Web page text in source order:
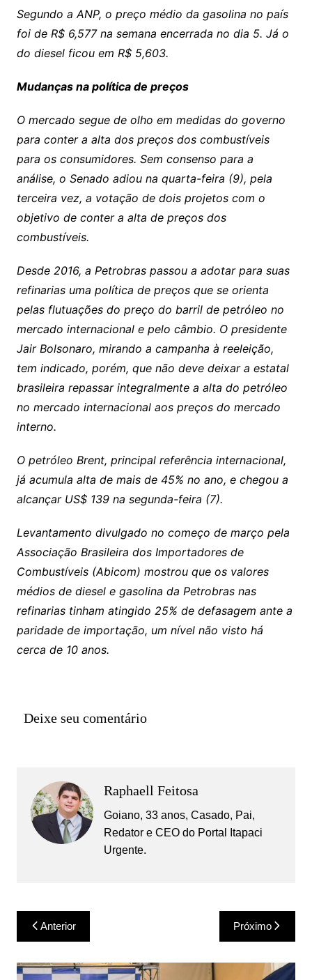
Segundo a ANP, o preço médio da gasolina no país
foi de R$ 6,577 na semana encerrada no dia 5. Já o
do diesel ficou em R$ 5,603.
Mudanças na política de preços
O mercado segue de olho em medidas do governo
para conter a alta dos preços dos combustíveis
para os consumidores. Sem consenso para a
análise, o Senado adiou na quarta-feira (9), pela
terceira vez, a votação de dois projetos com o
objetivo de conter a alta de preços dos
combustíveis.
Desde 2016, a Petrobras passou a adotar para suas
refinarias uma política de preços que se orienta
pelas flutuações do preço do barril de petróleo no
mercado internacional e pelo câmbio. O presidente
Jair Bolsonaro, mirando a campanha à reeleição,
tem indicado, porém, que não deve deixar a estatal
brasileira repassar integralmente a alta do petróleo
no mercado internacional aos preços do mercado
interno.
O petróleo Brent, principal referência internacional,
já acumula alta de mais de 45% no ano, e chegou a
alcançar US$ 139 na segunda-feira (7).
Levantamento divulgado no começo de março pela
Associação Brasileira dos Importadores de
Combustíveis (Abicom) mostrou que os valores
médios de diesel e gasolina da Petrobras nas
refinarias tinham atingido 25% de defasagem ante a
paridade de importação, um nível não visto há
cerca de 10 anos.
Deixe seu comentário
Raphaell Feitosa
Goiano, 33 anos, Casado, Pai,
Redator e CEO do Portal Itapaci
Urgente.
Navegação
de
Post
Anterior Próximo